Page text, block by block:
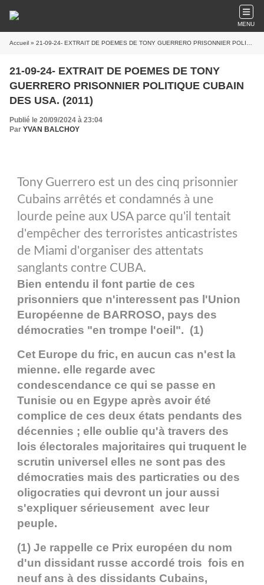
MENU
Accueil » 21-09-24- EXTRAIT DE POEMES DE TONY GUERRERO PRISONNIER POLITIQUE CUBAIN DES USA. (2011)
21-09-24- EXTRAIT DE POEMES DE TONY
GUERRERO PRISONNIER POLITIQUE CUBAIN
DES USA. (2011)
Publié le 20/09/2024 à 23:04
Par YVAN BALCHOY
Tony Guerrero est un des cinq prisonnier
Cubains arrêtés et condamnés à une
lourde peine aux USA parce qu'il tentait
d'empêcher des terroristes anticastristes
de Miami d'organiser des attentats
sanglants contre CUBA.
Bien entendu il font partie de ces
prisonniers que n'interessent pas l'Union
Européenne de BARROSO, pays des
démocraties "en trompe l'oeil". (1)
Cet Europe du fric, en aucun cas n'est la
mienne. elle regarde avec
condescendance ce qui se passe en
Tunisie ou en Egype après avoir été
complice de ces deux états pendants des
décennies ; elle oublie qu'à travers des
lois électorales majoritaires qui truquent le
scrutin universel elles ne sont pas des
démocraties mais des particraties ou des
oligocraties qui devront un jour aussi
s'expliquer sérieusement avec leur
peuple.
(1) Je rappelle ce Prix européen du nom
d'un dissidant russe accordé trois fois en
neuf ans à des dissidants Cubains,